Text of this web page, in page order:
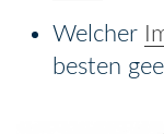
Welcher
besten